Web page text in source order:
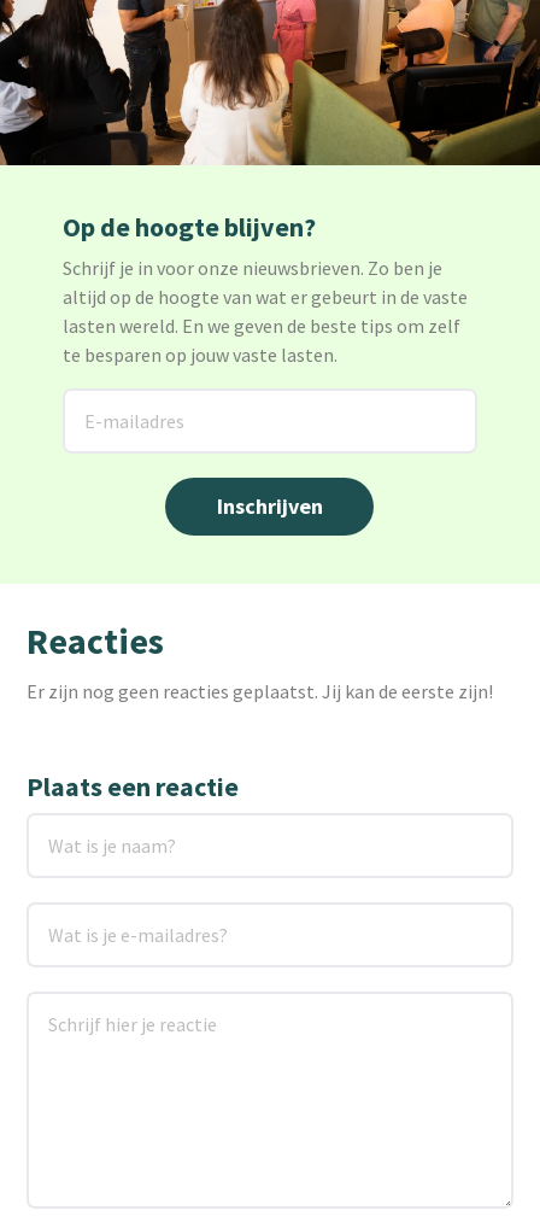
Op de hoogte blijven?
Schrijf je in voor onze nieuwsbrieven. Zo ben je
altijd op de hoogte van wat er gebeurt in de vaste
lasten wereld. En we geven de beste tips om zelf
te besparen op jouw vaste lasten.
Reacties
Er zijn nog geen reacties geplaatst. Jij kan de eerste zijn!
Plaats een reactie